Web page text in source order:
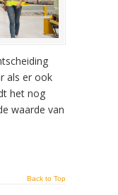
als er ook
het nog
waarde van
Back to Top